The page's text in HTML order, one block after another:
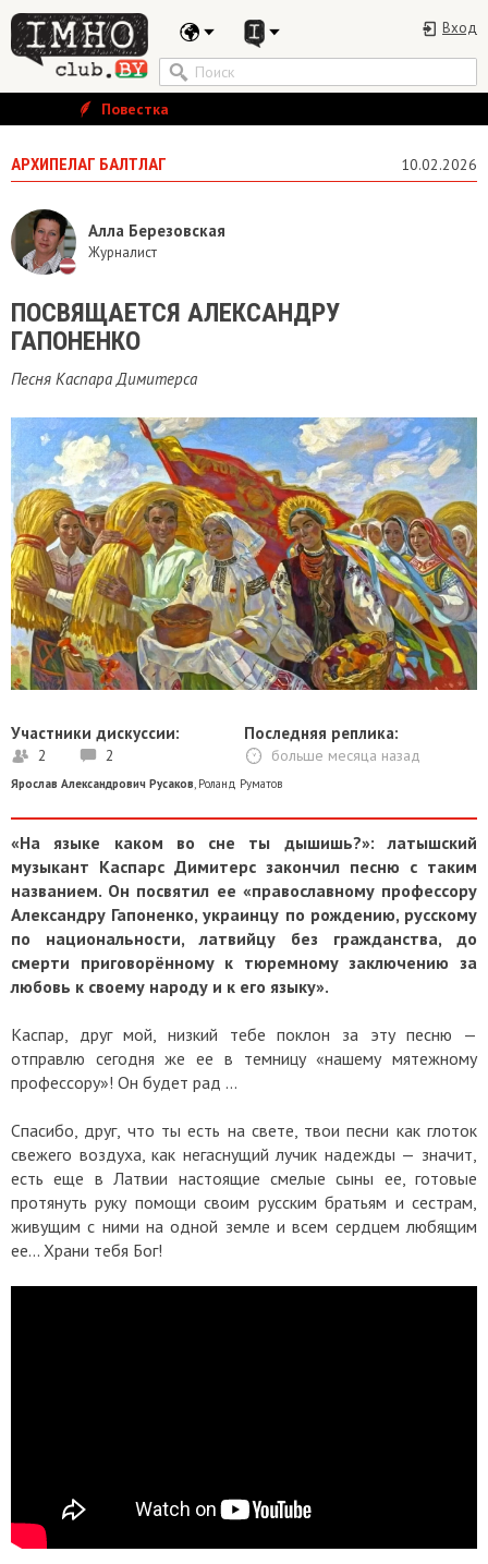
Вход
Повестка
АРХИПЕЛАГ БАЛТЛАГ 10.02.2026
Алла Березовская
Журналист
ПОСВЯЩАЕТСЯ АЛЕКСАНДРУ
ГАПОНЕНКО
Песня Каспара Димитерса
Участники дискуссии:
2 2
Последняя реплика:
больше месяца назад
Ярослав Александрович Русаков, Роланд Руматов
«На языке каком во сне ты дышишь?»: латышский
музыкант Каспарс Димитерс закончил песню с таким
названием. Он посвятил ее «православному профессору
Александру Гапоненко, украинцу по рождению, русскому
по национальности, латвийцу без гражданства, до
смерти приговорённому к тюремному заключению за
любовь к своему народу и к его языку».
Каспар, друг мой, низкий тебе поклон за эту песню —
отправлю сегодня же ее в темницу «нашему мятежному
профессору»! Он будет рад ...
Спасибо, друг, что ты есть на свете, твои песни как глоток
свежего воздуха, как негаснущий лучик надежды — значит,
есть еще в Латвии настоящие смелые сыны ее, готовые
протянуть руку помощи своим русским братьям и сестрам,
живущим с ними на одной земле и всем сердцем любящим
ее... Храни тебя Бог!